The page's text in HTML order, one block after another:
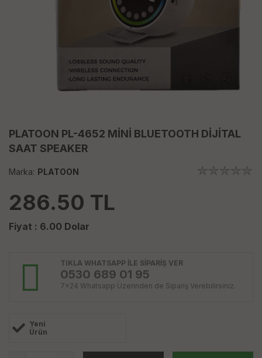
PLATOON PL-4652 MİNİ BLUETOOTH DİJİTAL
SAAT SPEAKER
Marka: PLATOON
286.50 TL
Fiyat : 6.00 Dolar
TIKLA WHATSAPP İLE SİPARİŞ VER
0530 689 01 95
7x24 Whatsapp Üzerinden de Sipariş Verebilirsiniz.
Yeni
Ürün